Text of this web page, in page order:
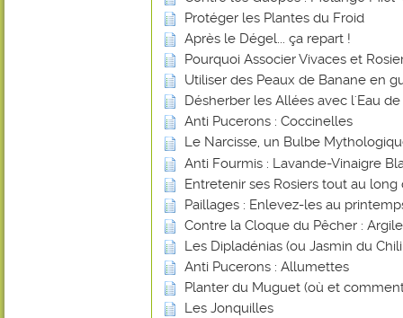
Protéger les Plantes du Froid
Après le Dégel... ça repart !
Pourquoi Associer Vivaces et
Utiliser des Peaux de Banane en
Désherber les Allées avec l'Eau
Anti Pucerons : Coccinelles
Le Narcisse, un Bulbe
Anti Fourmis : Lavande-Vinaigre
Entretenir ses Rosiers tout au long
Paillages : Enlevez-les au
Contre la Cloque du Pêcher : Argile
Les Dipladénias (ou Jasmin du
Anti Pucerons : Allumettes
Planter du Muguet (où et
Les Jonquilles